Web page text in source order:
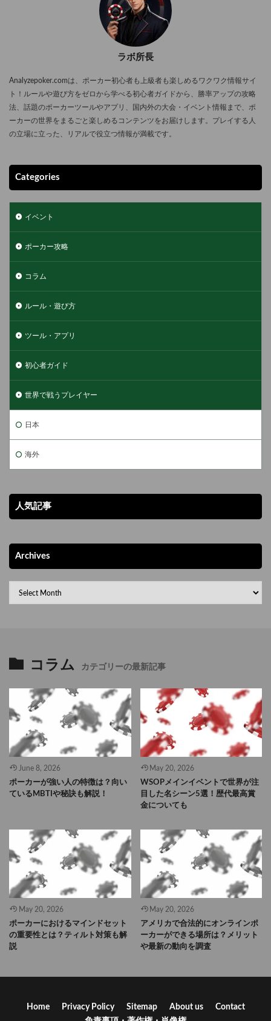
ラボ所長
Analyzepoker.comは、ポーカー初心者も上級者も楽しめるワクワク情報サイ
ト！ルールや遊び方をゼロから学べる初心者ガイドから、勝率アップの攻略
法、話題のポーカーツールやアプリ、国内外の大会・イベント情報まで、ポ
ーカーの世界をまるごと楽しめるコンテンツをお届けします。プレイする人
の立場に立った、リアルで役立つ情報が満載です。
Categories
イベント
ポーカー攻略
コラム
ルール・遊び方
ツール・アプリ
初心者ガイド
世界で戦うプレイヤー
日本
海外
人気記事
Archives
コラム カテゴリーの最新記事
June 8, 2026
ポーカーが強い人の特徴は？向い
ているMBTIや秘訣も解説！
May 20, 2026
WSOPメインイベントで世界が注
目した名シーン5選！歴代最高賞
金についても
May 20, 2026
ポーカーにおけるマインドセット
の重要性とは？ティルト対策も解
説
May 20, 2026
アメリカで合法的にオンラインポ
ーカーができる場所は？メリット
や最新の動向を調査
Home Privacy Policy Sitemap About us
Contact